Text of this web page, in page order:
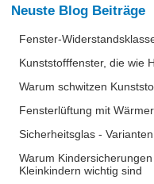
Neuste Blog Beiträge
Fenster-
Kunststofffenster, die wie
Warum schwitzen
Fensterlüftung mit
Sicherheitsglas - Varianten
Warum
Kleinkindern wichtig sind